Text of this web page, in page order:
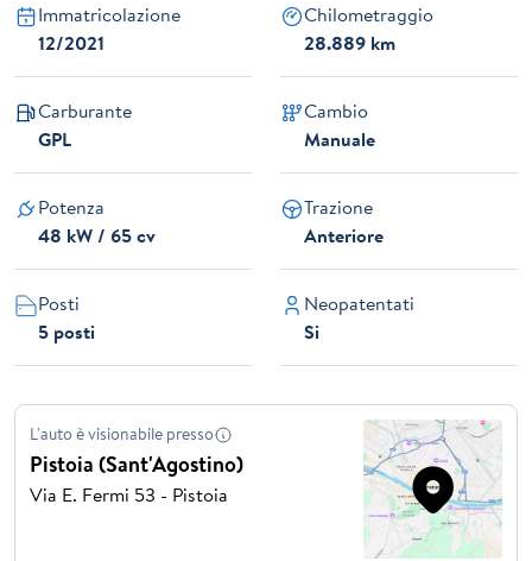
Immatricolazione
12/2021
Chilometraggio
28.889 km
Carburante
GPL
Cambio
Manuale
Potenza
48 kW / 65 cv
Trazione
Anteriore
Posti
5 posti
Neopatentati
Si
L'auto è visionabile presso
Pistoia (Sant'Agostino)
Via E. Fermi 53 - Pistoia